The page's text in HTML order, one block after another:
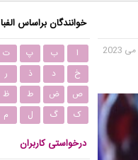
خوانندگان براساس الفبا
ا ب پ ت
خ
د ذ ر
ص
ض ط ظ
ک
گ ل م
درخواستی کاربران